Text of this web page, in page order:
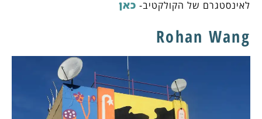
לאינסטגרם של הקולקטיב- כאן
Rohan Wang